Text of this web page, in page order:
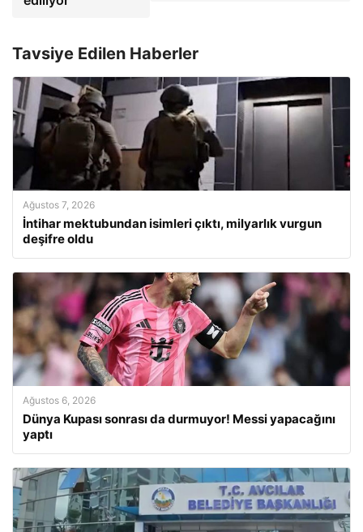
Tavsiye Edilen Haberler
Ağustos 7, 2026
İntihar mektubundan isimleri çıktı, milyarlık vurgun
deşifre oldu
Ağustos 6, 2026
Dünya Kupası sonrası da durmuyor! Messi yapacağını
yaptı